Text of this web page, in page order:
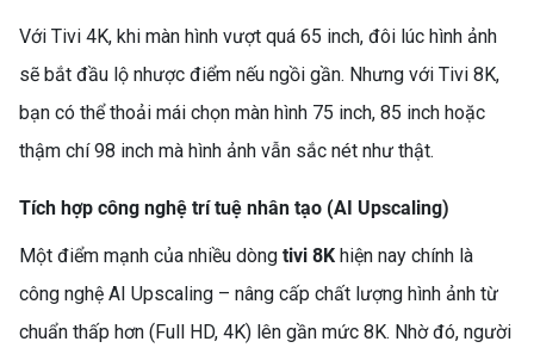
Với Tivi 4K, khi màn hình vượt quá 65 inch, đôi lúc hình ảnh
sẽ bắt đầu lộ nhược điểm nếu ngồi gần. Nhưng với Tivi 8K,
bạn có thể thoải mái chọn màn hình 75 inch, 85 inch hoặc
thậm chí 98 inch mà hình ảnh vẫn sắc nét như thật.
Tích hợp công nghệ trí tuệ nhân tạo (AI Upscaling)
Một điểm mạnh của nhiều dòng tivi 8Khiện nay chính là
công nghệ AI Upscaling – nâng cấp chất lượng hình ảnh từ
chuẩn thấp hơn (Full HD, 4K) lên gần mức 8K. Nhờ đó, người